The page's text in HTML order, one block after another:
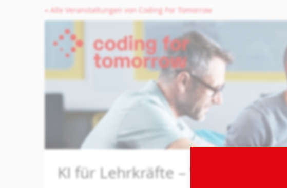
« Alle Veranstaltungen von Coding For Tomorrow
KI für Lehrkräfte – Von der